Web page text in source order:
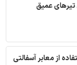
تیرهای عمیق
از معابر آسفالتی